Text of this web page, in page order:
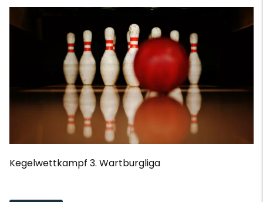
Kegelwettkampf 3. Wartburgliga